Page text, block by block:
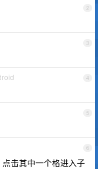
2
3
4
5
6
击其中一个格进入子